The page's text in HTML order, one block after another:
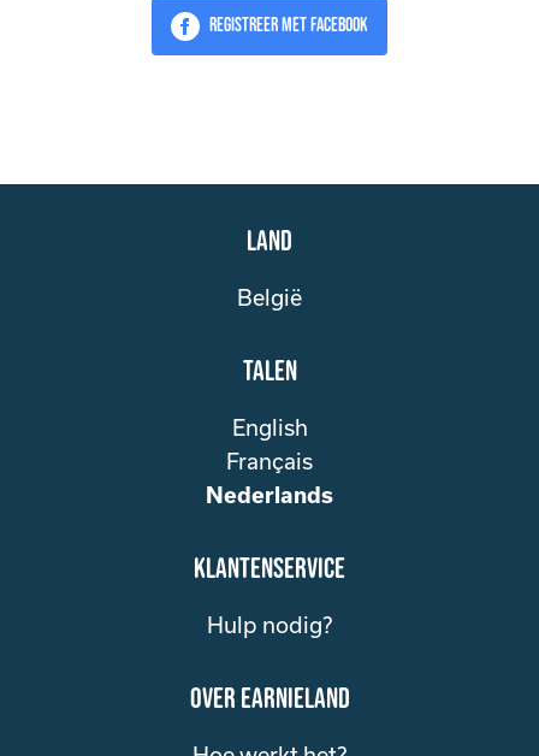
Registreer met Facebook
Land
België
Talen
English
Français
Nederlands
klantenservice
Hulp nodig?
over Earnieland